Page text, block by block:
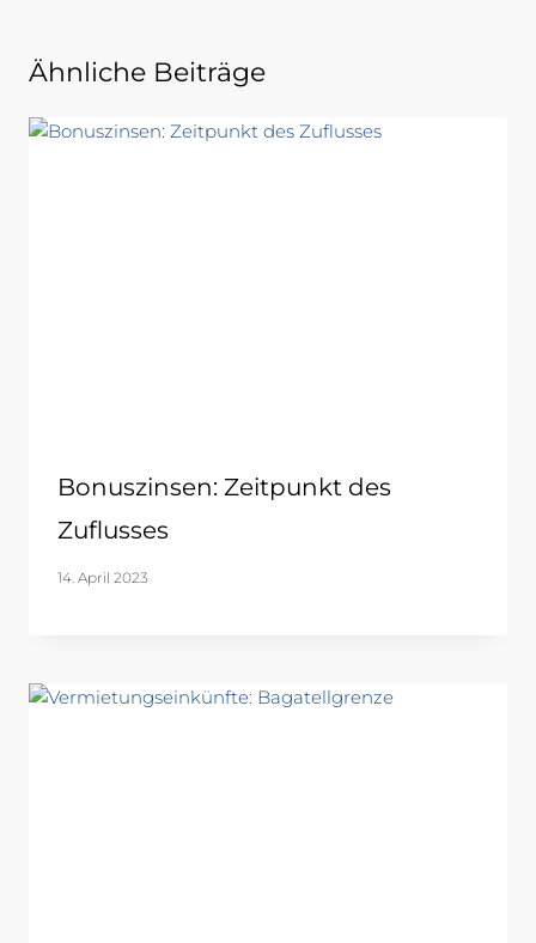
Ähnliche Beiträge
Bonuszinsen: Zeitpunkt des
Zuflusses
14. April 2023